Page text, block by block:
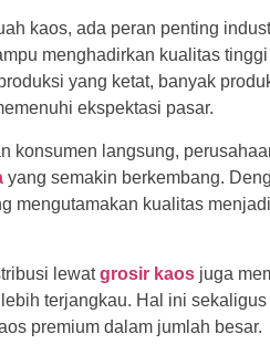
kaos, ada peran penting
menghadirkan kualitas
yang ketat, banyak
ekspektasi pasar.
konsumen langsung,
yang semakin berkembang.
mengutamakan kualitas
lewatgrosir kaos juga
terjangkau. Hal ini
premium dalam jumlah besar.